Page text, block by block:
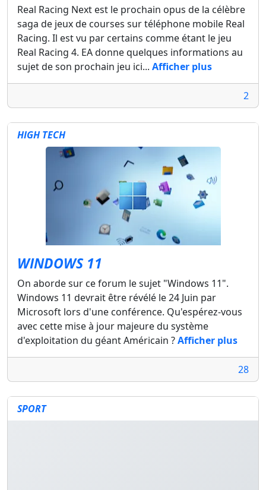
Real Racing Next est le prochain opus de la célèbre
saga de jeux de courses sur téléphone mobile Real
Racing. Il est vu par certains comme étant le jeu
Real Racing 4. EA donne quelques informations au
sujet de son prochain jeu ici... Afficher plus
2
HIGH TECH
WINDOWS 11
On aborde sur ce forum le sujet "Windows 11".
Windows 11 devrait être révélé le 24 Juin par
Microsoft lors d'une conférence. Qu'espérez-vous
avec cette mise à jour majeure du système
d'exploitation du géant Américain ?Afficher plus
28
SPORT